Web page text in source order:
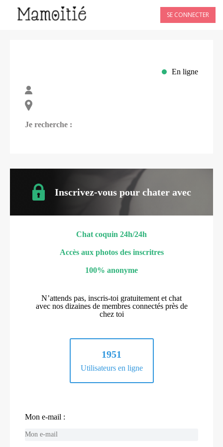
SE CONNECTER
En ligne
Je recherche :
Inscrivez-vous pour chater avec
Chat coquin 24h/24h
Accès aux photos des inscritres
100% anonyme
N’attends pas, inscris-toi gratuitement et chat
avec nos dizaines de membres connectés près de
chez toi
1951
Utilisateurs en ligne
Mon e-mail :